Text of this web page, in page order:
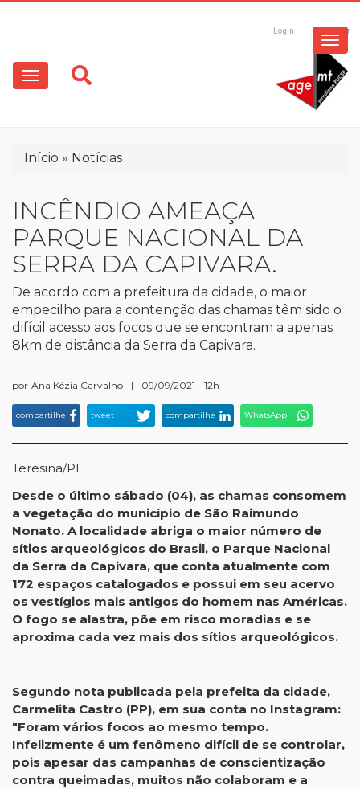
conteúdo
principal
Login Registrar
Main
navigation
Trilha
navegação
Início Notícias
INCÊNDIO AMEAÇA
PARQUE NACIONAL DA
SERRA DA CAPIVARA.
De acordo com a prefeitura da cidade, o maior
empecilho para a contenção das chamas têm sido o
difícil acesso aos focos que se encontram a apenas
8km de distância da Serra da Capivara.
por Ana Kézia Carvalho | 09/09/2021 - 12h
compartilhe tweet compartilhe WhatsApp
Teresina/PI
Desde o último sábado (04), as chamas consomem
a vegetação do município de São Raimundo
Nonato. A localidade abriga o maior número de
sítios arqueológicos do Brasil, o Parque Nacional
da Serra da Capivara, que conta atualmente com
172 espaços catalogados e possui em seu acervo
os vestígios mais antigos do homem nas Américas.
O fogo se alastra, põe em risco moradias e se
aproxima cada vez mais dos sítios arqueológicos.
Segundo nota publicada pela prefeita da cidade,
Carmelita Castro (PP), em sua conta no Instagram:
"Foram vários focos ao mesmo tempo.
Infelizmente é um fenômeno difícil de se controlar,
pois apesar das campanhas de conscientização
contra queimadas, muitos não colaboram e a